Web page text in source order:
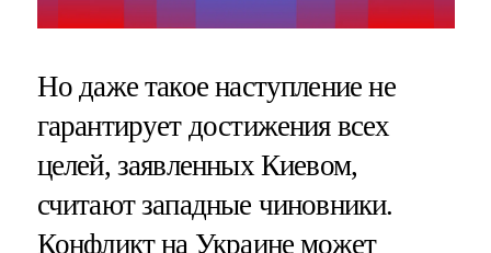
Но даже такое наступление не
гарантирует достижения всех
целей, заявленных Киевом,
считают западные чиновники.
Конфликт на Украине может